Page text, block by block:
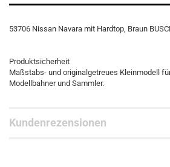
53706 Nissan Navara mit Hardtop, Braun
Produktsicherheit
Maßstabs- und originalgetreues Kleinmodell
Modellbahner und Sammler.
Kundenrezensionen